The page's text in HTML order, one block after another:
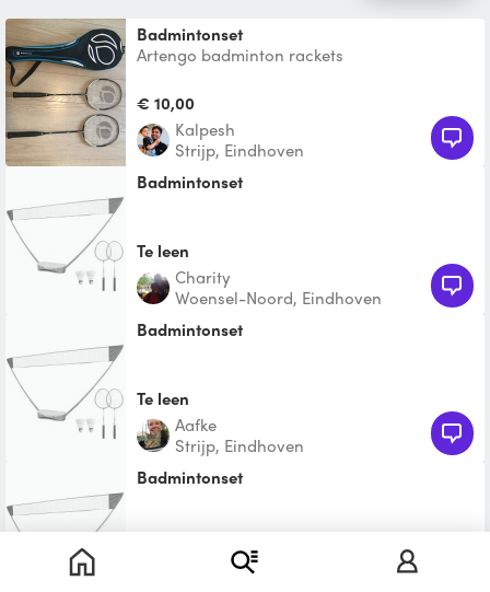
badmintonset
Artengo badminton rackets
€ 10,00
Kalpesh
Strijp, Eindhoven
Badmintonset
Te leen
Charity
Woensel-Noord, Eindhoven
badmintonset
Te leen
Aafke
Strijp, Eindhoven
Badmintonset